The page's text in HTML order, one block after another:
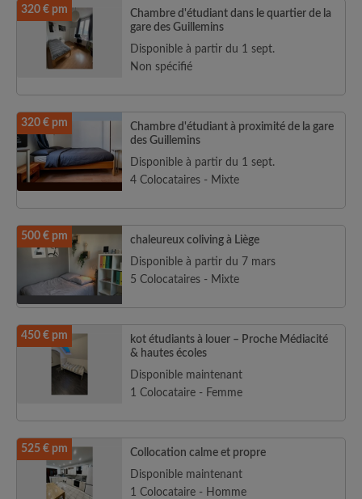
320 € pm
Chambre d'étudiant dans le quartier de la
gare des Guillemins
Disponible à partir du 1 sept.
Non spécifié
320 € pm
Chambre d'étudiant à proximité de la gare
des Guillemins
Disponible à partir du 1 sept.
4 Colocataires - Mixte
500 € pm
chaleureux coliving à Liège
Disponible à partir du 7 mars
5 Colocataires - Mixte
450 € pm
kot étudiants à louer – Proche Médiacité
& hautes écoles
Disponible maintenant
1 Colocataire - Femme
525 € pm
Collocation calme et propre
Disponible maintenant
1 Colocataire - Homme